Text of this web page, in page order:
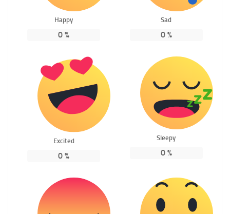
Happy
0 %
Sad
0%
Excited
0 %
Sleepy
0%